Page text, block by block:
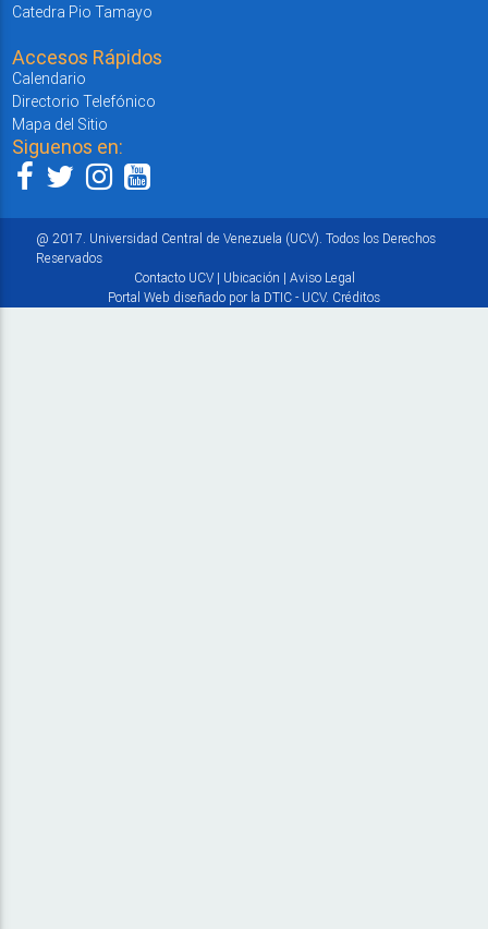
Catedra Pio Tamayo
Accesos Rápidos
Calendario
Directorio Telefónico
Mapa del Sitio
Siguenos en:
@ 2017. Universidad Central de Venezuela (UCV). Todos los Derechos
Reservados
Contacto UCV| Ubicación | Aviso Legal
Portal Web diseñado por la DTIC - UCV. Créditos